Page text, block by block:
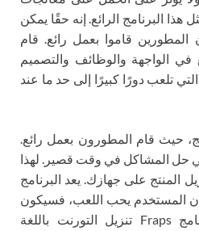
هذا البرنامج الرائع. إنه حقًا يمكن
قاموا بعمل رائع. قام
الواجهة والوظائف والتصميم
تلعب دورًا كبيرًا إلى حد ما عند
حيث قام المطورون بعمل رائع.
حل المشاكل في وقت قصير. لهذا
المنتج على جهازك. يعد البرنامج
كان المستخدم يحب اللعب، فسيكون
خيارًا رائعًا. يجب على برنامج Fraps تنزيل التورنت باللغة